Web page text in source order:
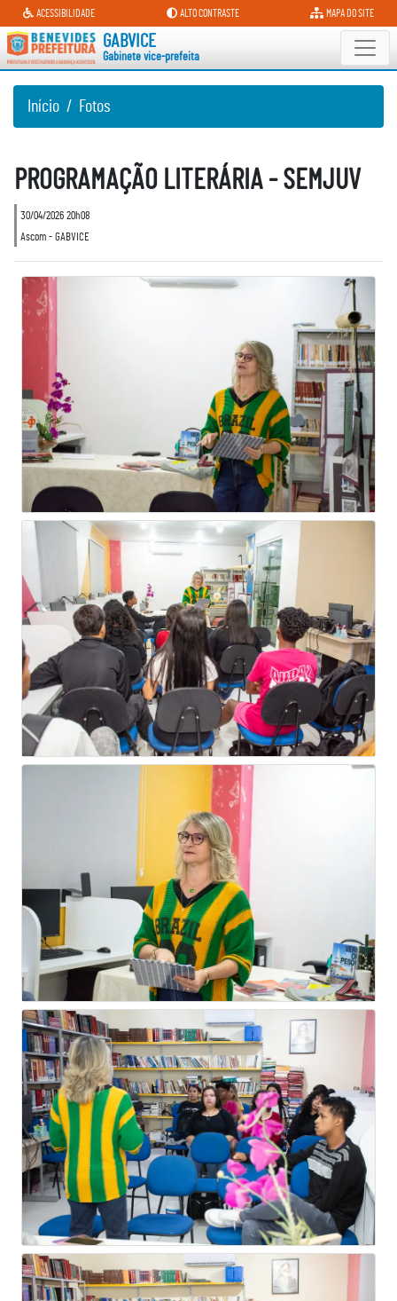
Gabinete vice-prefeita
ACESSIBILIDADE ALTO CONTRASTE MAPA DO SITE
GABVICE
Gabinete vice-prefeita
Início Fotos
PROGRAMAÇÃO LITERÁRIA - SEMJUV
30/04/2026 20h08
Ascom - GABVICE